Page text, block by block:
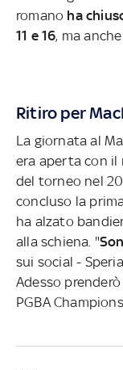
romano ha
11 e 16, ma
Ritiro per
La giornata al
era aperta con il
del torneo nel
concluso la
ha alzato
alla schiena. "
sui social -
Adesso
PGBA